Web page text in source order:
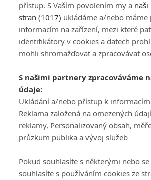
přístup. S Vaším povolením my a
stran (1017) ukládáme a/nebo máme
informacím na zařízení, mezi které
identifikátory v cookies a datech
mohli shromažďovat a zpracovávat
S našimi partnery zpracováváme
údaje:
Ukládání a/nebo přístup k
Reklama založená na omezených
reklamy, Personalizovaný obsah,
průzkum publika a vývoj služeb
Pokud souhlasíte s některými nebo
souhlasíte s používáním cookies ze